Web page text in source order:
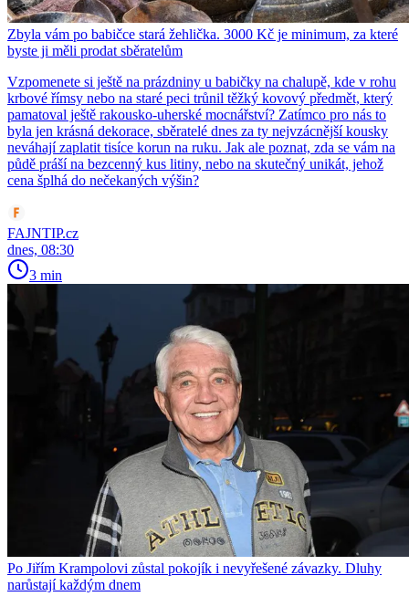
Zbyla vám po babičce stará žehlička. 3000 Kč je minimum, za které
byste ji měli prodat sběratelům
Vzpomenete si ještě na prázdniny u babičky na chalupě, kde v rohu
krbové římsy nebo na staré peci trůnil těžký kovový předmět, který
pamatoval ještě rakousko-uherské mocnářství? Zatímco pro nás to
byla jen krásná dekorace, sběratelé dnes za ty nejvzácnější kousky
neváhají zaplatit tisíce korun na ruku. Jak ale poznat, zda se vám na
půdě práší na bezcenný kus litiny, nebo na skutečný unikát, jehož
cena šplhá do nečekaných výšin?
FAJNTIP.cz
dnes, 08:30
3 min
Po Jiřím Krampolovi zůstal pokojík i nevyřešené závazky. Dluhy
narůstají každým dnem